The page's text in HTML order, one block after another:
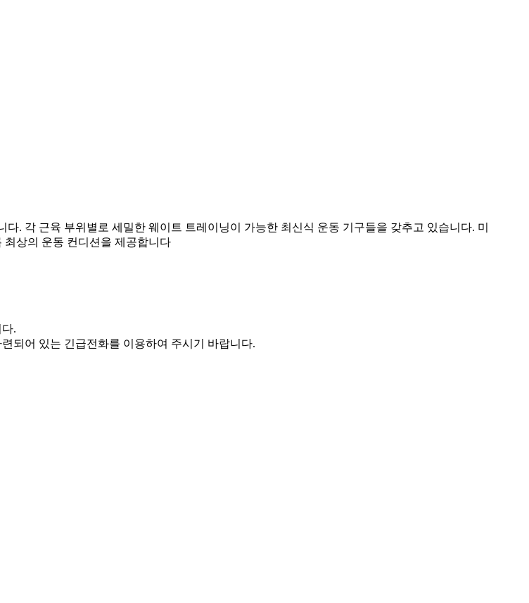
. 각 근육 부위별로 세밀한 웨이트 트레이닝이 가능한 최신식 운동 기구들을 갖추고 있습니다. 미
상의 운동 컨디션을 제공합니다
.
되어 있는 긴급전화를 이용하여 주시기 바랍니다.